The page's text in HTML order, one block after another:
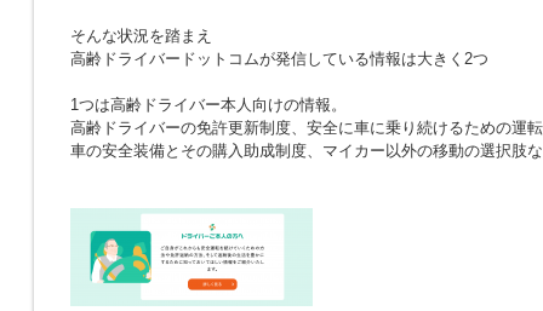
そんな状況を踏まえ
高齢ドライバードットコムが発信している情報は大きく2つ
1つは高齢ドライバー本人向けの情報。
高齢ドライバーの免許更新制度、安全に車に乗り続けるための運
車の安全装備とその購入助成制度、マイカー以外の移動の選択肢